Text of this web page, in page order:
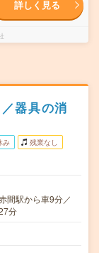
詳しく見る
器具の消
み 残業なし
間駅から車9分／
分